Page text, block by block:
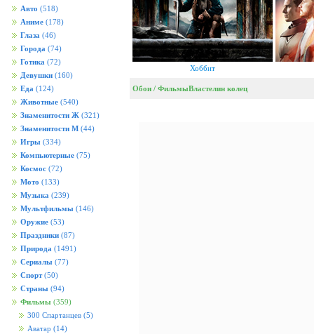
Авто (518)
Аниме (178)
Глаза (46)
Города (74)
Готика (72)
Девушки (160)
Еда (124)
Животные (540)
Знаменитости Ж (321)
Знаменитости М (44)
Игры (334)
Компьютерные (75)
Космос (72)
Мото (133)
Музыка (239)
Мультфильмы (146)
Оружие (53)
Праздники (87)
Природа (1491)
Сериалы (77)
Спорт (50)
Страны (94)
Фильмы (359)
300 Спартанцев (5)
Аватар (14)
Хоббит
Обои / ФильмыВластелин колец